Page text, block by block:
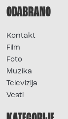
ODABRANO
Kontakt
Film
Foto
Muzika
Televizija
Vesti